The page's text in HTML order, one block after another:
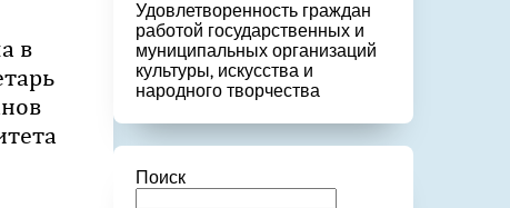
в
Удовлетворенность граждан
работой государственных и
муниципальных организаций
культуры, искусства и
народного творчества
Поиск